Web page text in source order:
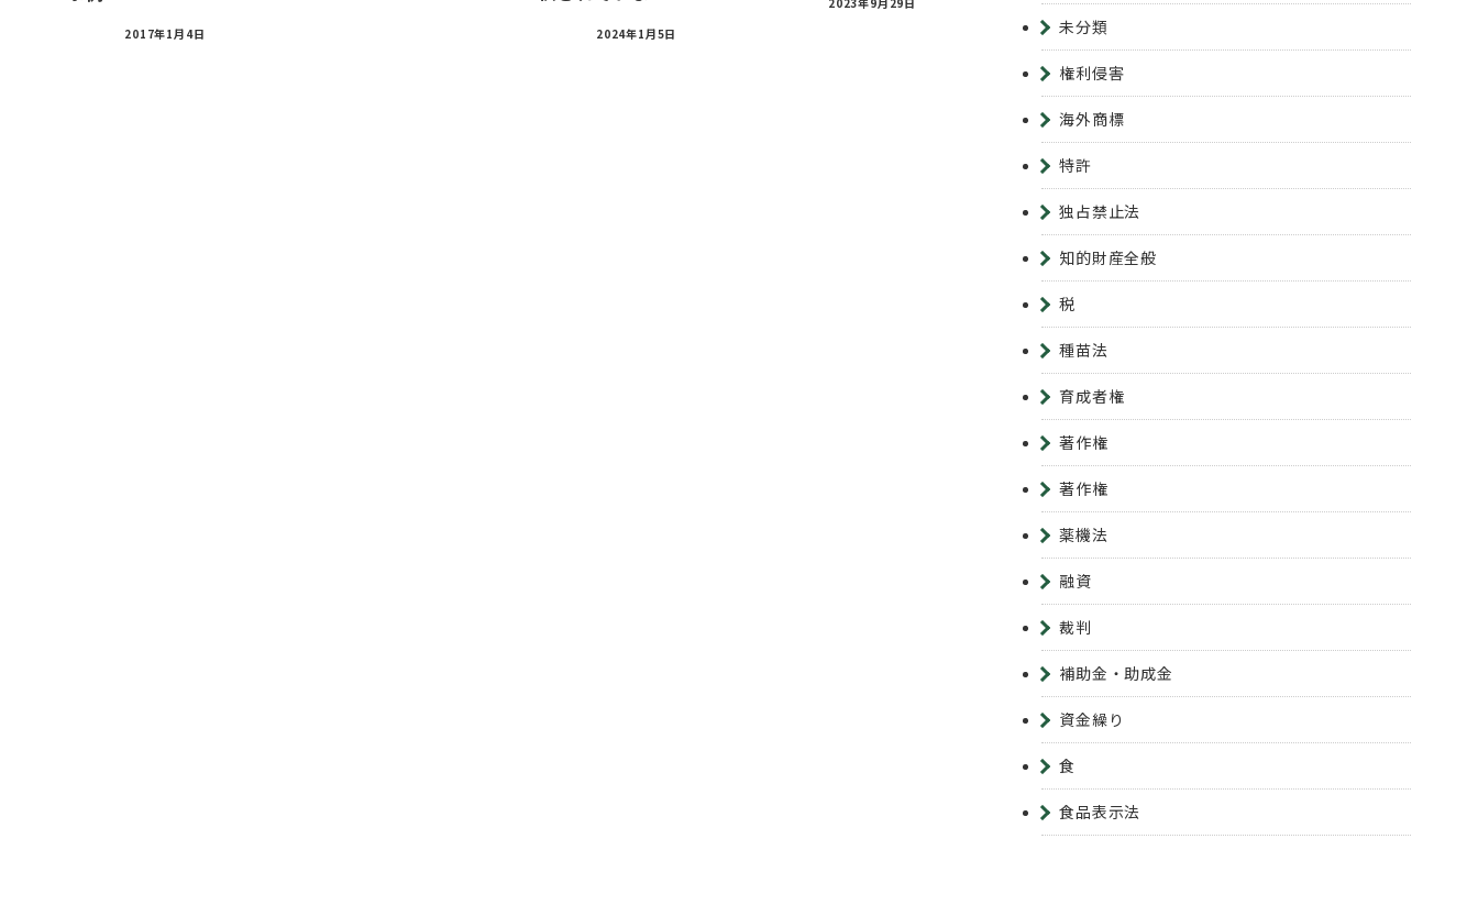
2017年1月4日 2024年1月5日 未分類
権利侵害
海外商標
特許
独占禁止法
知的財産全般
税
種苗法
育成者権
著作権
著作権
薬機法
融資
裁判
補助金・助成金
資金繰り
食
食品表示法